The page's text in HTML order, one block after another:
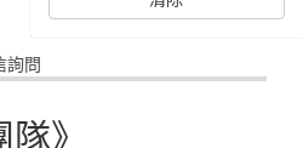
詢問
》